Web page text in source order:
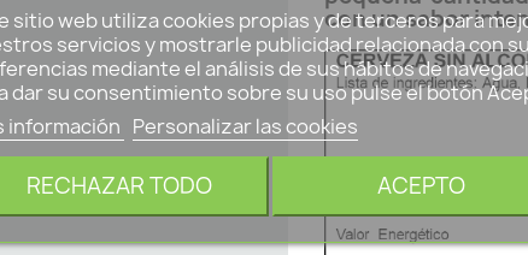
sitio web utiliza cookies propias y de terceros para
servicios y mostrarle publicidad relacionada con
mediante el análisis de sus hábitos de
dar su consentimiento sobre su uso pulse el botón
información Personalizar las cookies
RECHAZAR TODO ACEPTO
con un sabor